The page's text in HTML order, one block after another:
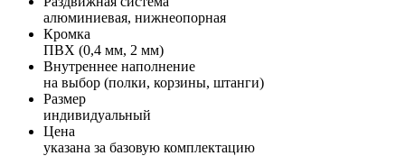
алюминиевая, нижнеопорная
Кромка
ПВХ (0,4 мм, 2 мм)
Внутреннее наполнение
на выбор (полки, корзины, штанги)
Размер
индивидуальный
Цена
указана за базовую комплектацию